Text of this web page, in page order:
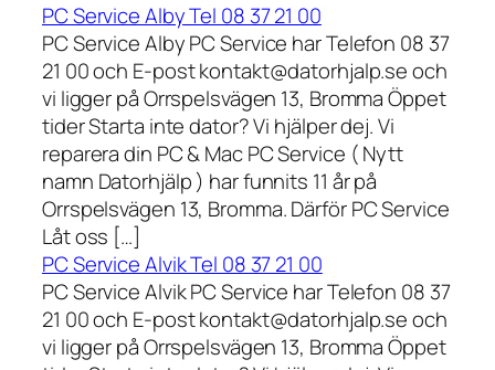
PC Service Alby Tel 08 37 21 00
PC Service Alby PC Service har Telefon 08 37
21 00 och E-post kontakt@datorhjalp.se och
vi ligger på Orrspelsvägen 13, Bromma Öppet
tider Starta inte dator? Vi hjälper dej. Vi
reparera din PC & Mac PC Service ( Nytt
namn Datorhjälp ) har funnits 11 år på
Orrspelsvägen 13, Bromma. Därför PC Service
Låt oss […]
PC Service Alvik Tel 08 37 21 00
PC Service Alvik PC Service har Telefon 08 37
21 00 och E-post kontakt@datorhjalp.se och
vi ligger på Orrspelsvägen 13, Bromma Öppet